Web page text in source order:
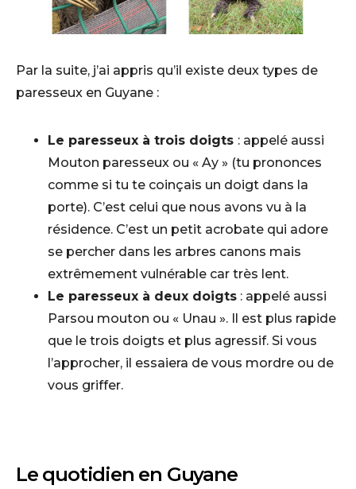
Par la suite, j’ai appris qu’il existe deux types de
paresseux en Guyane :
Le paresseux à trois doigts : appelé aussi
Mouton paresseux ou « Ay » (tu prononces
comme si tu te coinçais un doigt dans la
porte). C’est celui que nous avons vu à la
résidence. C’est un petit acrobate qui adore
se percher dans les arbres canons mais
extrêmement vulnérable car très lent.
Le paresseux à deux doigts : appelé aussi
Parsou mouton ou « Unau ». Il est plus rapide
que le trois doigts et plus agressif. Si vous
l’approcher, il essaiera de vous mordre ou de
vous griffer.
Le quotidien en Guyane